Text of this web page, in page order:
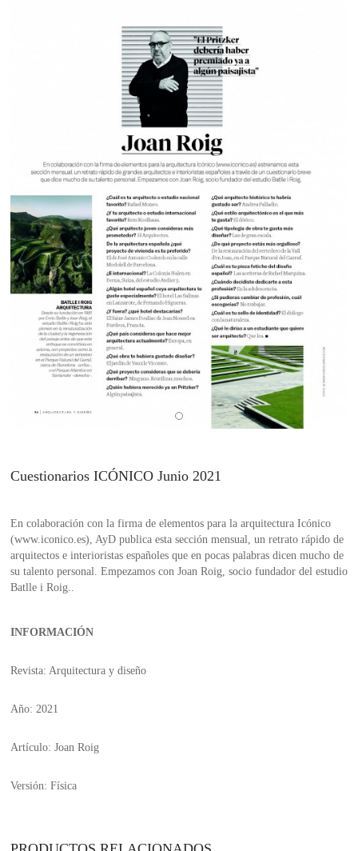
Cuestionarios ICÓNICO Junio 2021
En colaboración con la firma de elementos para la arquitectura Icónico
(www.iconico.es), AyD publica esta sección mensual, un retrato rápido de
arquitectos e interioristas españoles que en pocas palabras dicen mucho de
su talento personal. Empezamos con Joan Roig, socio fundador del estudio
Batlle i Roig..
INFORMACIÓN
Revista: Arquitectura y diseño
Año: 2021
Artículo: Joan Roig
Versión: Física